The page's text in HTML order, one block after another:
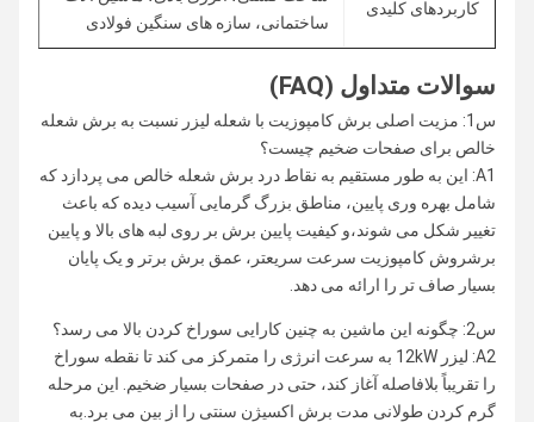
کاربردهای کلیدی
ساختمانی، سازه های سنگین فولادی
سوالات متداول (FAQ)
س1: مزیت اصلی برش کامپوزیت با شعله لیزر نسبت به برش شعله
خالص برای صفحات ضخیم چیست؟
A1: این به طور مستقیم به نقاط درد برش شعله خالص می پردازد که
شامل بهره وری پایین، مناطق بزرگ گرمایی آسیب دیده که باعث
تغییر شکل می شوند،و کیفیت پایین برش بر روی لبه های بالا و پایین
برشروش کامپوزیت سرعت سریعتر، عمق برش برتر و یک پایان
بسیار صاف تر را ارائه می دهد.
س2: چگونه این ماشین به چنین کارایی سوراخ کردن بالا می رسد؟
A2: لیزر 12kW به سرعت انرژی را متمرکز می کند تا نقطه سوراخ
را تقریباً بلافاصله آغاز کند، حتی در صفحات بسیار ضخیم. این مرحله
گرم کردن طولانی مدت برش اکسیژن سنتی را از بین می برد.به